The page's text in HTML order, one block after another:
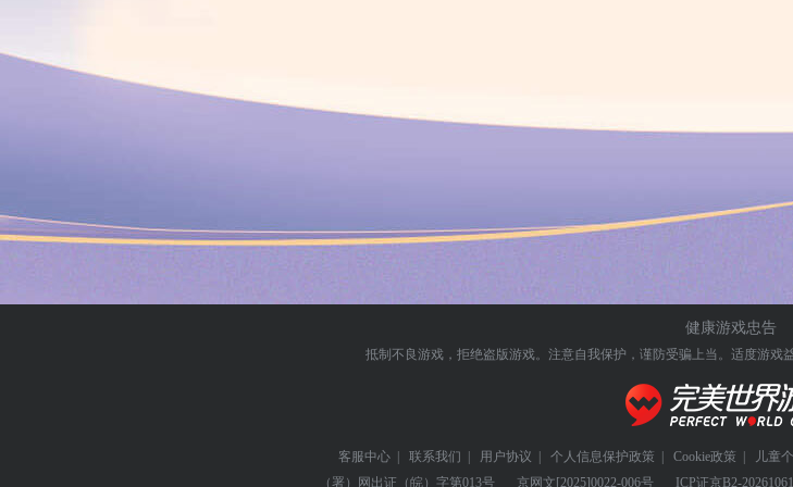
健康游戏忠告
抵制不良游戏，拒绝盗版游戏。注意自我保护，谨防受骗上当。 适度游戏
客服中心 联系我们 用户协议 个人信息保护政策 Cookie政策 儿童
（署）网出证（皖）字第013号
京网文 [2025]0022-006号 ICP证京B2-